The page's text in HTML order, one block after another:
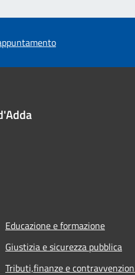
Educazione e formazione
Giustizia e sicurezza pubblica
Tributi,finanze e